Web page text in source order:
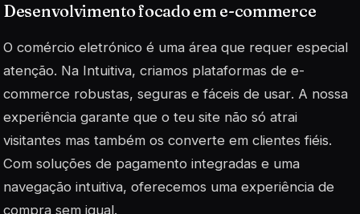
Desenvolvimento focado em e-commerce
O comércio eletrónico é uma área que requer especial
atenção. Na Intuitiva, criamos plataformas de e-
commerce robustas, seguras efáceis de usar. A nossa
experiência garante que o teu site não só atrai
visitantes mas também os converte em clientes fiéis.
Com soluções de pagamento integradas e uma
navegação intuitiva, oferecemos uma experiência de
compra sem igual.